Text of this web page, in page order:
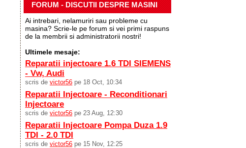
FORUM - DISCUTII DESPRE MASINI
Ai intrebari, nelamuriri sau probleme cu
masina? Scrie-le pe forum si vei primi raspuns
de la membrii si administratorii nostri!
Ultimele mesaje:
Reparatii injectoare 1.6 TDI SIEMENS
- Vw, Audi
scris de victor56 pe 18 Oct, 10:34
Reparatii Injectoare - Reconditionari
Injectoare
scris de victor56 pe 23 Aug, 12:30
Reparatii Injectoare Pompa Duza 1.9
TDI - 2.0 TDI
scris de victor56 pe 15 Nov, 12:25